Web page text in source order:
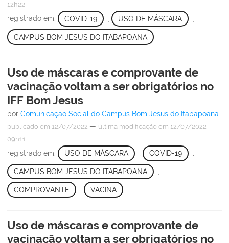
12h22
registrado em: COVID-19 USO DE MÁSCARA
CAMPUS BOM JESUS DO ITABAPOANA
Uso de máscaras e comprovante de
vacinação voltam a ser obrigatórios no
IFF Bom Jesus
por Comunicação Social do Campus Bom Jesus do Itabapoana
publicado em 12/07/2022 — última modificação em 12/07/2022
09h11
registrado em: USO DE MÁSCARA , COVID-19 ,
CAMPUS BOM JESUS DO ITABAPOANA
COMPROVANTE VACINA
Uso de máscaras e comprovante de
vacinação voltam a ser obrigatórios no